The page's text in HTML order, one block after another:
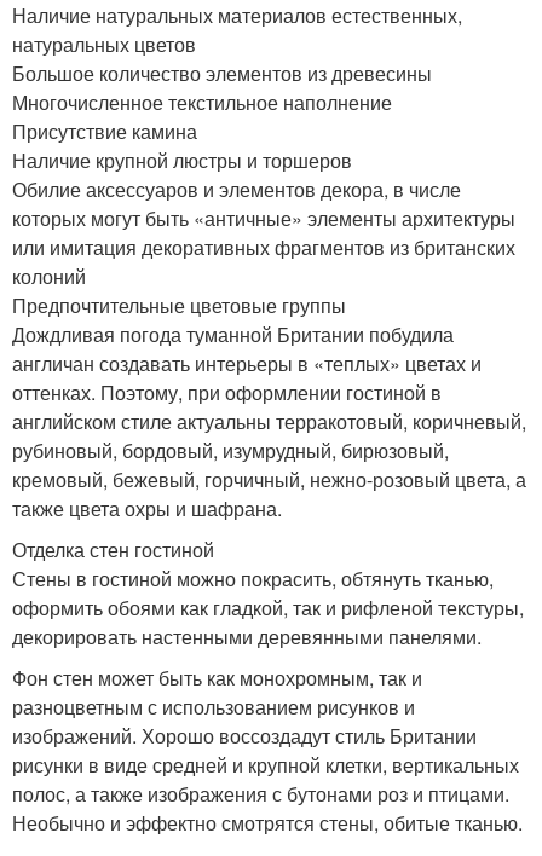
Наличие натуральных материалов естественных,
натуральных цветов
Большое количество элементов из древесины
Многочисленное текстильное наполнение
Присутствие камина
Наличие крупной люстры и торшеров
Обилие аксессуаров и элементов декора, в числе
которых могут быть «античные» элементы архитектуры
или имитация декоративных фрагментов из британских
колоний
Предпочтительные цветовые группы
Дождливая погода туманной Британии побудила
англичан создавать интерьеры в «теплых» цветах и
оттенках. Поэтому, при оформлении гостиной в
английском стиле актуальны терракотовый, коричневый,
рубиновый, бордовый, изумрудный, бирюзовый,
кремовый, бежевый, горчичный, нежно-розовый цвета, а
также цвета охры и шафрана.
Отделка стен гостиной
Стены в гостиной можно покрасить, обтянуть тканью,
оформить обоями как гладкой, так и рифленой текстуры,
декорировать настенными деревянными панелями.
Фон стен может быть как монохромным, так и
разноцветным с использованием рисунков и
изображений. Хорошо воссоздадут стиль Британии
рисунки в виде средней и крупной клетки, вертикальных
полос, а также изображения с бутонами роз и птицами.
Необычно и эффектно смотрятся стены, обитые тканью.